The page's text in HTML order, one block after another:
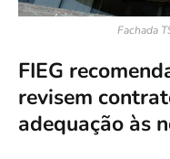
Fachada
FIEG
revisem
adequação às